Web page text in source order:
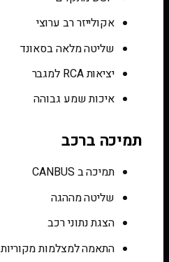
אקולייזר רב ערוצי
שליטה מלאה בסאונד
יציאות RCA למגבר
איכות שמע גבוהה
תמיכה ברכב
תמיכה ב CANBUS
שליטה מההגה
הצגת נתוני רכב
התאמה למצלמות מקוריות